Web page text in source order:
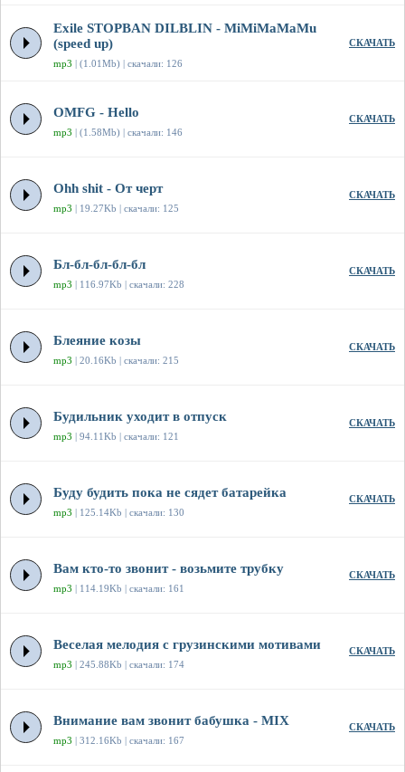
Exile STOPBAN DILBLIN - MiMiMaMaMu
(speed up)
mp3 | (1.01Mb) | скачали: 126
СКАЧАТЬ
OMFG - Hello
mp3 | (1.58Mb) | скачали: 146
СКАЧАТЬ
Ohh shit - От черт
mp3 | 19.27Kb | скачали: 125
СКАЧАТЬ
Бл-бл-бл-бл-бл
mp3 | 116.97Kb | скачали: 228
СКАЧАТЬ
Блеяние козы
mp3 | 20.16Kb | скачали: 215
СКАЧАТЬ
Будильник уходит в отпуск
mp3 | 94.11Kb | скачали: 121
СКАЧАТЬ
Буду будить пока не сядет батарейка
mp3 | 125.14Kb | скачали: 130
СКАЧАТЬ
Вам кто-то звонит - возьмите трубку
mp3 | 114.19Kb | скачали: 161
СКАЧАТЬ
Веселая мелодия с грузинскими мотивами
mp3 | 245.88Kb | скачали: 174
СКАЧАТЬ
Внимание вам звонит бабушка - MIX
mp3 | 312.16Kb | скачали: 167
СКАЧАТЬ